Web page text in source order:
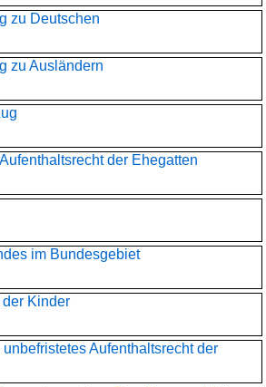
zu Deutschen
zu Ausländern
der Ehegatten
im Bundesgebiet
der Kinder
Aufenthaltsrecht der